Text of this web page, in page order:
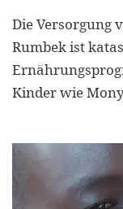
Die Versorgung
Rumbek ist
Kinder wie